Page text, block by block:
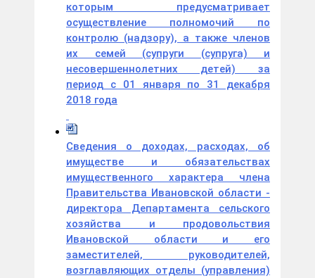
которым предусматривает
осуществление полномочий по
контролю (надзору), а также членов
их семей (супруги (супруга) и
несовершеннолетних детей) за
период с 01 января по 31 декабря
2018 года
Сведения о доходах, расходах, об
имуществе и обязательствах
имущественного характера члена
Правительства Ивановской области -
директора Департамента сельского
хозяйства и продовольствия
Ивановской области и его
заместителей, руководителей,
возглавляющих отделы (управления)